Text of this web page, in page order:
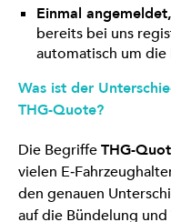
Einmal
bereits bei uns
automatisch um die
Was ist der
THG-Quote?
Die BegriffeTHG-
vielen
den genauen
auf die Bündelung